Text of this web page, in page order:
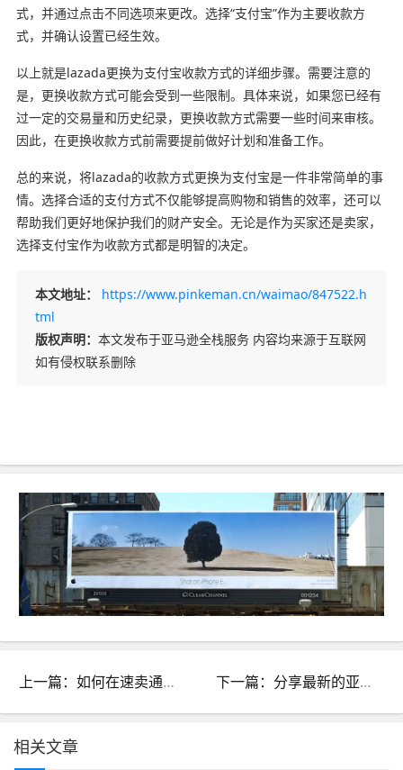
式，并通过点击不同选项来更改。选择“支付宝”作为主要收款方
式，并确认设置已经生效。
以上就是lazada更换为支付宝收款方式的详细步骤。需要注意的
是，更换收款方式可能会受到一些限制。具体来说，如果您已经有
过一定的交易量和历史纪录，更换收款方式需要一些时间来审核。
因此，在更换收款方式前需要提前做好计划和准备工作。
总的来说，将lazada的收款方式更换为支付宝是一件非常简单的事
情。选择合适的支付方式不仅能够提高购物和销售的效率，还可以
帮助我们更好地保护我们的财产安全。无论是作为买家还是卖家，
选择支付宝作为收款方式都是明智的决定。
本文地址：
https://www.pinkeman.cn/waimao/847522.h
tml
版权声明： 本文发布于亚马逊全栈服务 内容均来源于互联网
如有侵权联系删除
上一篇：如何在速卖通上销售产品？如何发布产品？ 下一篇：分享最新的亚马逊海淘税率以及常见问题解答。
相关文章